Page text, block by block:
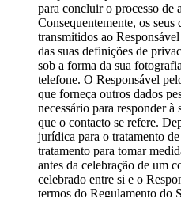
para concluir o processo de
Consequentemente, os seus
transmitidos ao
das suas definições de
sob a forma da sua
telefone. O Responsável
que forneça outros dados
necessário para responder à
que o contacto se refere.
jurídica para o tratamento
tratamento para tomar
antes da celebração de um
celebrado entre si e o
termos do Regulamento do